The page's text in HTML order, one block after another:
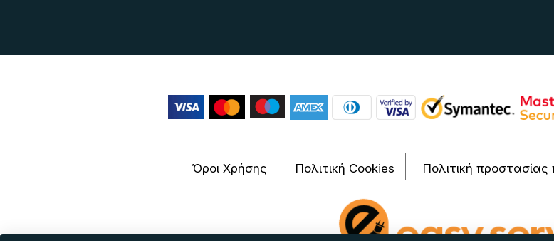
Όροι Χρήσης Πολιτική Cookies Πολιτική